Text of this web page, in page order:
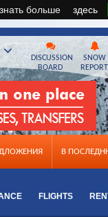
больше здесь
B
FLIGHTS
DISCUSSION
BOARD
SNOW
REPORT